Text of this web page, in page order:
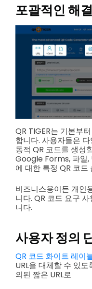
포괄적인 해
QR TIGER는 기본부
합니다. 사용자들은
동적 QR 코드를 생성
Google Forms, 파일,
에 대한 특정 QR 코드
비즈니스용이든 개인
니다. QR 코드 요구
니다.
사용자 정의
QR 코드 화이트 레이
URL을 대체할 수 있도
의된 짧은 URL로